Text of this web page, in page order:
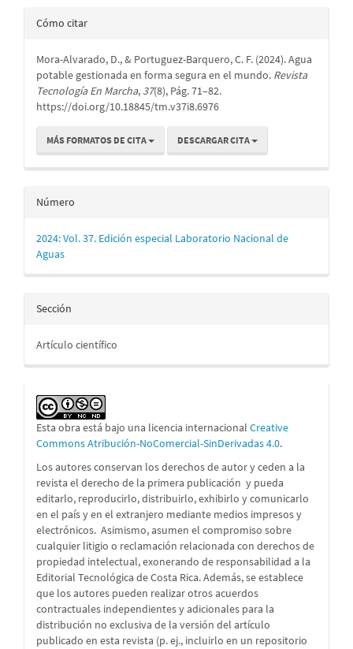
Detalles
artículo
Cómo citar
Mora-Alvarado, D., & Portuguez-Barquero, C. F. (2024). Agua
potable gestionada en forma segura en el mundo. Revista
Tecnología En Marcha, 37(8), Pág. 71–82.
https://doi.org/10.18845/tm.v37i8.6976
MÁS FORMATOS DE CITA DESCARGAR CITA
Número
2024: Vol. 37. Edición especial Laboratorio Nacional de
Aguas
Sección
Artículo científico
Esta obra está bajo una licencia internacional Creative
Commons Atribución-NoComercial-SinDerivadas 4.0.
Los autores conservan los derechos de autor y ceden a la
revista el derecho de la primera publicación y pueda
editarlo, reproducirlo, distribuirlo, exhibirlo y comunicarlo
en el país y en el extranjero mediante medios impresos y
electrónicos. Asimismo, asumen el compromiso sobre
cualquier litigio o reclamación relacionada con derechos de
propiedad intelectual, exonerando de responsabilidad a la
Editorial Tecnológica de Costa Rica. Además, se establece
que los autores pueden realizar otros acuerdos
contractuales independientes y adicionales para la
distribución no exclusiva de la versión del artículo
publicado en esta revista (p. ej., incluirlo en un repositorio